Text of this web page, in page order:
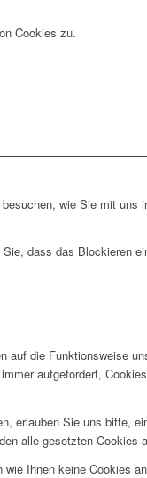
Cookies zu.
wie Sie mit uns
dass das Blockieren
die Funktionsweise
aufgefordert,
erlauben Sie uns bitte,
alle gesetzten Cookies
Ihnen keine Cookies